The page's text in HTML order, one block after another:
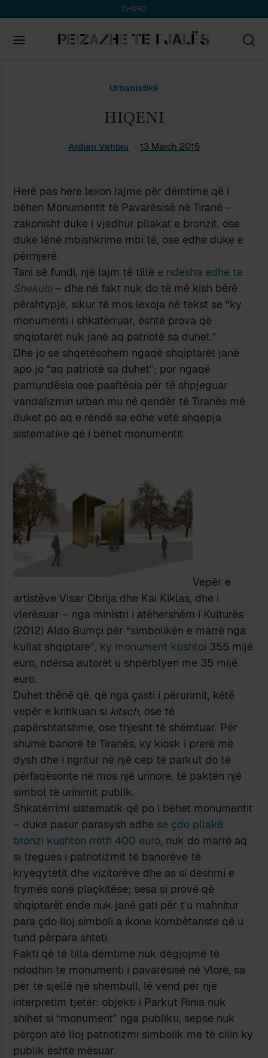
DHURO
Urbanistikë
HIQENI
Ardian Vehbiu 13 March 2015
Herë pas here lexon lajme për dëmtime që i
bëhen Monumentit të Pavarësisë në Tiranë –
zakonisht duke i vjedhur pllakat e bronzit, ose
duke lënë mbishkrime mbi të, ose edhe duke e
përmjerë.
Tani së fundi, një lajm të tillë e ndesha edhe te
Shekulli– dhe në fakt nuk do të më kish bërë
përshtypje, sikur të mos lexoja në tekst se “ky
monumenti i shkatërruar, është prova që
shqiptarët nuk janë aq patriotë sa duhet.”
Dhe jo se shqetësohem ngaqë shqiptarët janë
apo jo “aq patriotë sa duhet”; por ngaqë
pamundësia ose paaftësia për të shpjeguar
vandalizmin urban mu në qendër të Tiranës më
duket po aq e rëndë sa edhe vetë shqepja
sistematike që i bëhet monumentit.
Vepër e
artistëve Visar Obrija dhe Kai Kiklas, dhe i
vlerësuar – nga ministri i atëhershëm i Kulturës
(2012) Aldo Bumçi për “simbolikën e marrë nga
kullat shqiptare”, ky monument kushtoi 355 mijë
euro, ndërsa autorët u shpërblyen me 35 mijë
euro.
Duhet thënë që, që nga çasti i përurimit, këtë
vepër e kritikuan si kitsch, ose të
papërshtatshme, ose thjesht të shëmtuar. Për
shumë banorë të Tiranës, ky kiosk i prerë më
dysh dhe i ngritur në një cep të parkut do të
përfaqësonte në mos një urinore, të paktën një
simbol të urinimit publik.
Shkatërrimi sistematik që po i bëhet monumentit
– duke pasur parasysh edhe se çdo pllakë
bronzi kushton rreth 400 euro, nuk do marrë aq
si tregues i patriotizmit të banorëve të
kryeqytetit dhe vizitorëve dhe as si dëshmi e
frymës sonë plaçkitëse; sesa si provë që
shqiptarët ende nuk janë gati për t’u mahnitur
para çdo lloj simboli a ikone kombëtariste që u
tund përpara shteti.
Fakti që të tilla dëmtime nuk dëgjojmë të
ndodhin te monumenti i pavarësisë në Vlorë, sa
për të sjellë një shembull, lë vend për një
interpretim tjetër: objekti i Parkut Rinia nuk
shihet si “monument” nga publiku, sepse nuk
përçon atë lloj patriotizmi simbolik me të cilin ky
publik është mësuar.